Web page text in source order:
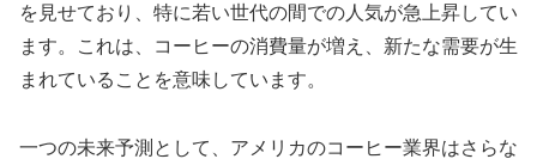
を見せており、特に若い世代の間での人気が急上昇してい
ます。これは、コーヒーの消費量が増え、新たな需要が生
まれていることを意味しています。
一つの未来予測として、アメリカのコーヒー業界はさらな